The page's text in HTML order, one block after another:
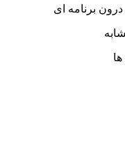
برنامه ای